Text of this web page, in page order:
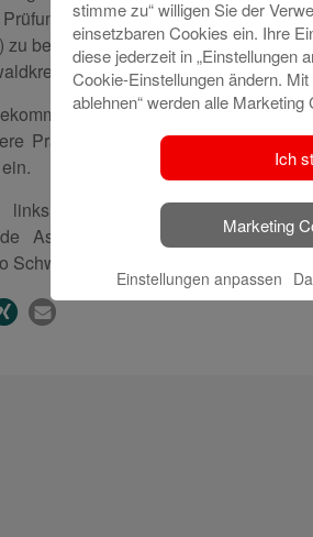
vor dem
bestehen, sondern auch vom
und deren Geschäftsgebiet
sammeln sie nun in den
Praxiserfahrung und setzen ihr
Personalleiter Thomas
Astrid Sontheimer, Sabrina
Schwöbel und Sparkassendirektor
stimme zu“ willigen Sie der
einsetzbaren Cookies ein. Ihre
diese jederzeit in „Einstellungen
Cookie-Einstellungen ändern.
ablehnen“ werden alle Marketing
Ich
Marketing
Einstellungen anpassen